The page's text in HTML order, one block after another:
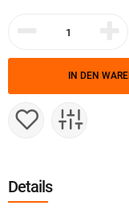
IN DEN
Details